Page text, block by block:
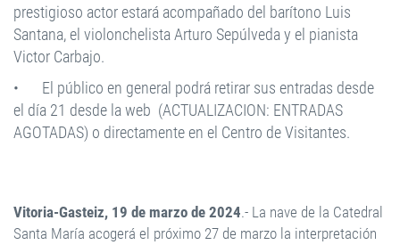
prestigioso actor estará acompañado del barítono Luis
Santana, el violonchelista Arturo Sepúlveda y el pianista
Victor Carbajo.
•
El público en general podrá retirar sus entradas desde
el día 21 desde la web (ACTUALIZACION: ENTRADAS
AGOTADAS) o directamente en el Centro de Visitantes.
Vitoria-Gasteiz, 19 de marzo de 2024.- La nave de la Catedral
Santa María acogerá el próximo 27 de marzo la interpretación